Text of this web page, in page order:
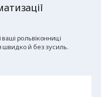
рольвіконниці
швидко й без зусиль.